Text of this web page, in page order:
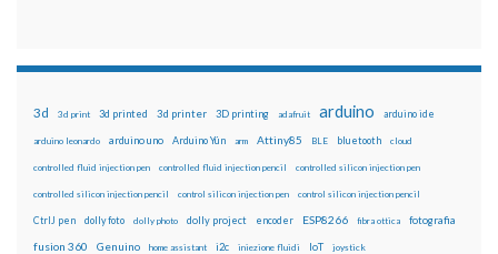
3d 3d print 3d printed 3d printer 3D printing adafruit arduino arduino ide
arduino leonardo arduino uno Arduino Yún arm Attiny85 BLE bluetooth cloud
controlled fluid injection pen controlled fluid injection pencil controlled silicon injection pen
controlled silicon injection pencil control silicon injection pen control silicon injection pencil
CtrlJ pen dolly foto dolly photo dolly project encoder ESP8266 fibra ottica fotografia
fusion 360 Genuino home assistant i2c iniezione fluidi IoT joystick